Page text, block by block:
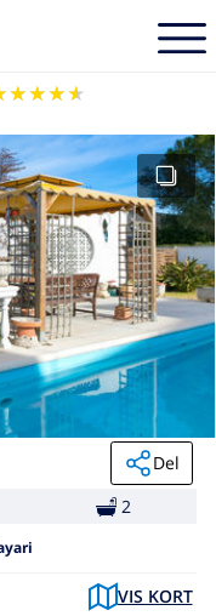
Del
2
VIS KORT